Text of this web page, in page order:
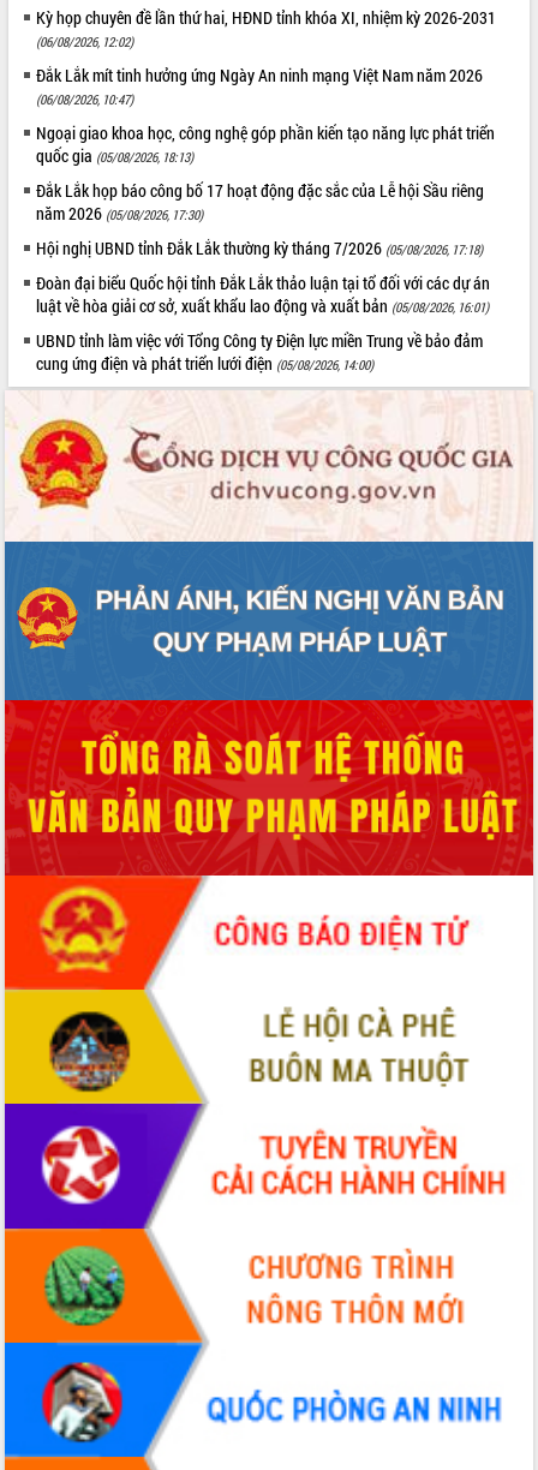
Đắk Lắk”
Tăng cường giám sát, đôn đốc thực
hiện nhiệm vụ quản lý tài sản công
hàng tuần
Tháo gỡ những vướng mắc, đẩy mạnh
công tác cải cách thủ tục hành chính
tại Trung tâm Phục vụ hành chính
công tỉnh
Đắk Lắk: Tôn vinh 46 giải pháp tại Hội
thi Sáng tạo Kỹ thuật 2024 - 2025
Đắk Lắk rà soát, điều chỉnh Đề án 190
về phát triển nuôi trồng thủy sản
Phó Chủ tịch UBND tỉnh Đắk Lắk
Trương Công Thái kiểm tra thực địa
Dự án cao tốc Khánh Hòa - Buôn Ma
Định vị cà phê Việt Nam như một “di
sản sống” trong dòng chảy toàn cầu
Xây dựng nông thôn mới: Nâng cao đời
sống người dân từ những mô hình thiết
thực
nhanh tiến độ các dự án trọng điểm
trong Khu kinh tế Nam Phú Yên
Hòn Yến phát triển du lịch gắn với bảo
Lấy ý kiến điều chỉnh Quy hoạch tỉnh
Đắk Lắk thời kỳ 2021-2030, tầm nhìn
đến năm 2050
Phát động chiến dịch 30 ngày đêm
giải phóng mặt bằng Tuyến đường bộ
ven biển
Đắk Lắk nỗ lực thúc đẩy tăng trưởng
kinh tế từ 10% trở lên trong Quý
II/2026
Đắk Lắk ký kết thỏa thuận hợp tác về
chuyển đổi số giai đoạn 2026 – 2030
với Tập đoàn Bưu chính Viễn thông
Việt Nam
Thứ trưởng Bộ Y tế làm việc với tỉnh
Đắk Lắk về phát triển nhân lực y tế
cho trạm y tế cấp xã
Du lịch Đắk Lắk nâng tầm trải nghiệm
du khách thông qua Hệ thống cơ sở dữ
liệu và Bản đồ số
Tập huấn ứng dụng trí tuệ nhân tạo (AI)
trong thương mại điện tử năm 2026
Đoàn đại biểu Quốc hội tỉnh Đắk Lắk
trao đổi thông tin trước Kỳ họp thứ
nhất, Quốc hội khóa XVI
Quyết liệt cải cách hành chính, khơi
thông nguồn lực phát triển
Nâng cao hiệu lực, hiệu quả HĐND
tỉnh thông qua hiện đại hóa hành chính
Xã Ea Phê gắn cải cách hành chính với
chuyển đổi số
Kỳ họp chuyên đề lần thứ hai, HĐND tỉnh khóa XI, nhiệm kỳ 2026-2031
(06/08/2026, 12:02)
Đắk Lắk mít tinh hưởng ứng Ngày An ninh mạng Việt Nam năm 2026
(06/08/2026, 10:47)
Ngoại giao khoa học, công nghệ góp phần kiến tạo năng lực phát triển
quốc gia (05/08/2026, 18:13)
Đắk Lắk họp báo công bố 17 hoạt động đặc sắc của Lễ hội Sầu riêng
năm 2026 (05/08/2026, 17:30)
Hội nghị UBND tỉnh Đắk Lắk thường kỳ tháng 7/2026 (05/08/2026, 17:18)
Đoàn đại biểu Quốc hội tỉnh Đắk Lắk thảo luận tại tổ đối với các dự án
luật về hòa giải cơ sở, xuất khẩu lao động và xuất bản (05/08/2026, 16:01)
UBND tỉnh làm việc với Tổng Công ty Điện lực miền Trung về bảo đảm
cung ứng điện và phát triển lưới điện (05/08/2026, 14:00)